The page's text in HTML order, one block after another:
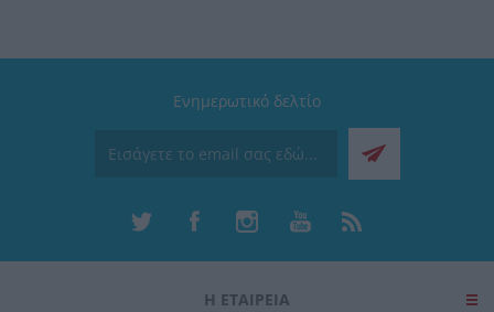
Ενημερωτικό δελτίο
Η ΕΤΑΙΡΕΙΑ